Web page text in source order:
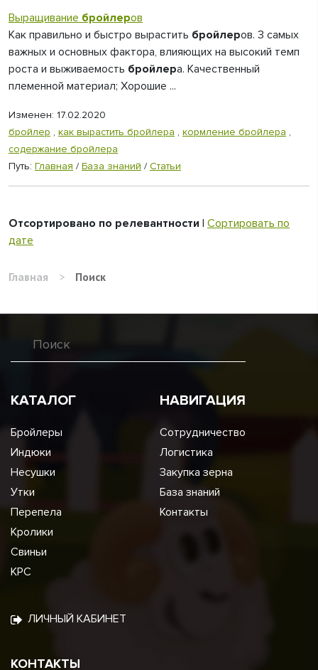
Выращивание бройлеров
Как правильно и быстро вырастить бройлеров. 3 самых
важных и основных фактора, влияющих на высокий темп
роста и выживаемость бройлера. Качественный
племенной материал; Хорошие ...
Изменен: 17.02.2020
бройлер , как вырастить бройлера , кормление бройлера ,
содержание бройлера
Путь: Главная / База знаний / Статьи
Отсортировано по релевантности | Сортировать по
дате
Главная > Поиск
КАТАЛОГ
Бройлеры
Индюки
Несушки
Утки
Перепела
Кролики
Свиньи
КРС
НАВИГАЦИЯ
Сотрудничество
Логистика
Закупка зерна
База знаний
Контакты
ЛИЧНЫЙ КАБИНЕТ
КОНТАКТЫ